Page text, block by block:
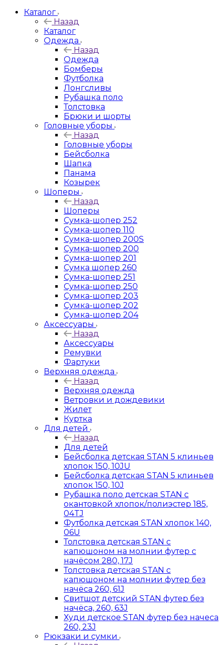
Каталог
Назад
Каталог
Одежда
Назад
Одежда
Бомберы
Футболка
Лонгсливы
Рубашка поло
Толстовка
Брюки и шорты
Головные уборы
Назад
Головные уборы
Бейсболка
Шапка
Панама
Козырек
Шоперы
Назад
Шоперы
Сумка-шопер 252
Сумка-шопер 110
Сумка-шопер 200S
Сумка-шопер 200
Сумка-шопер 201
Сумка шопер 260
Сумка-шопер 251
Сумка-шопер 250
Сумка-шопер 203
Сумка-шопер 202
Сумка-шопер 204
Аксессуары
Назад
Аксессуары
Ремувки
Фартуки
Верхняя одежда
Назад
Верхняя одежда
Ветровки и дождевики
Жилет
Куртка
Для детей
Назад
Для детей
Бейсболка детская STAN 5 клиньев
хлопок 150, 10JU
Бейсболка детская STAN 5 клиньев
хлопок 150, 10J
Рубашка поло детская STAN с
окантовкой хлопок/полиэстер 185,
04TJ
Футболка детская STAN хлопок 140,
06U
Толстовка детская STAN с
капюшоном на молнии футер с
начёсом 280, 17J
Толстовка детская STAN с
капюшоном на молнии футер без
начёса 260, 61J
Свитшот детский STAN футер без
начёса, 260, 63J
Худи детское STAN футер без начеса
260, 23J
Рюкзаки и сумки